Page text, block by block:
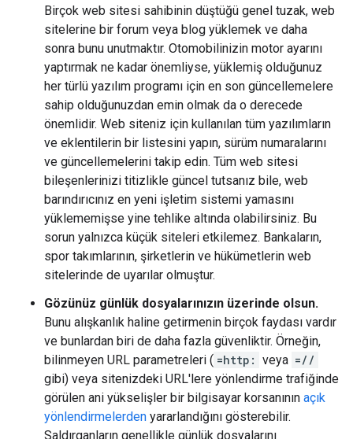
Birçok web sitesi sahibinin düştüğü genel tuzak, web
sitelerine bir forum veya blog yüklemek ve daha
sonra bunu unutmaktır. Otomobilinizin motor ayarını
yaptırmak ne kadar önemliyse, yüklemiş olduğunuz
her türlü yazılım programı için en son güncellemelere
sahip olduğunuzdan emin olmak da o derecede
önemlidir. Web siteniz için kullanılan tüm yazılımların
ve eklentilerin bir listesini yapın, sürüm numaralarını
ve güncellemelerini takip edin. Tüm web sitesi
bileşenlerinizi titizlikle güncel tutsanız bile, web
barındırıcınız en yeni işletim sistemi yamasını
yüklememişse yine tehlike altında olabilirsiniz. Bu
sorun yalnızca küçük siteleri etkilemez. Bankaların,
spor takımlarının, şirketlerin ve hükümetlerin web
sitelerinde de uyarılar olmuştur.
Gözünüz günlük dosyalarınızın üzerinde olsun.
Bunu alışkanlık haline getirmenin birçok faydası vardır
ve bunlardan biri de daha fazla güvenliktir. Örneğin,
bilinmeyen URL parametreleri ( =http: veya =//
gibi) veya sitenizdeki URL'lere yönlendirme trafiğinde
görülen ani yükselişler bir bilgisayar korsanının açık
yönlendirmelerden yararlandığını gösterebilir.
Saldırganların genellikle günlük dosyalarını